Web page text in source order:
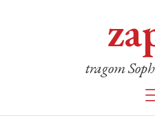
tragom